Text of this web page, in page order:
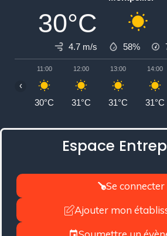
30°C
4.7 m/s 58%
11:00
30°C
12:00
31°C
13:00
31°C
14:00
31°C
‹
Espace
Se connecter
Ajouter mon